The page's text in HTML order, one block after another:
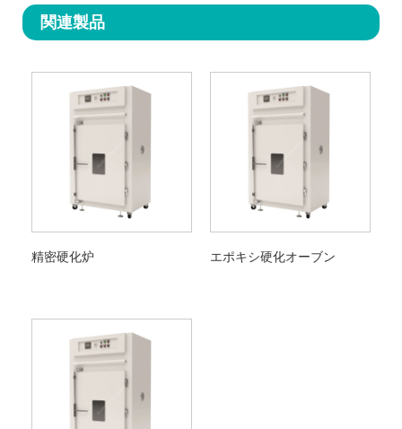
関連製品
精密硬化炉 エポキシ硬化オーブン